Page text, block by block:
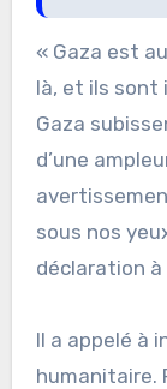
« Gaza est
là, et ils sont
Gaza
d’une
sous nos
déclaration à
Il a appelé à
humanitaire.